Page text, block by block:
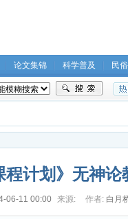
论文集锦 科学普及 民
程计划》无神
06-11 00:00 来源: 作者: 白月